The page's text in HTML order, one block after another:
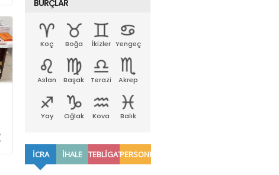
BURÇLAR
Koç Boğa İkizler Yengeç
Aslan Başak Terazi Akrep
Yay Oğlak Kova Balık